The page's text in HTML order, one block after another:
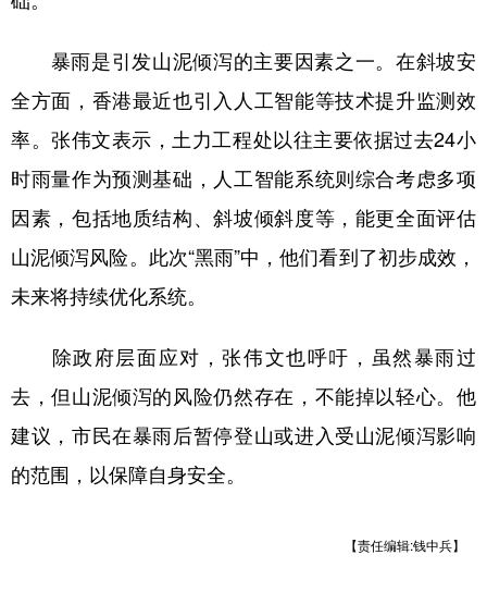
暴雨是引发山泥倾泻的主要因素之一。在斜坡安
全方面，香港最近也引入人工智能等技术提升监测效
率。张伟文表示，土力工程处以往主要依据过去24小
时雨量作为预测基础，人工智能系统则综合考虑多项
因素，包括地质结构、斜坡倾斜度等，能更全面评估
山泥倾泻风险。此次“黑雨”中，他们看到了初步成效，
未来将持续优化系统。
除政府层面应对，张伟文也呼吁，虽然暴雨过
去，但山泥倾泻的风险仍然存在，不能掉以轻心。他
建议，市民在暴雨后暂停登山或进入受山泥倾泻影响
的范围，以保障自身安全。
【责任编辑:钱中兵】